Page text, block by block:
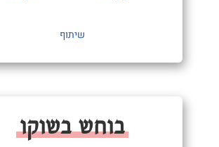
שיתוף
בוחש בשוקו